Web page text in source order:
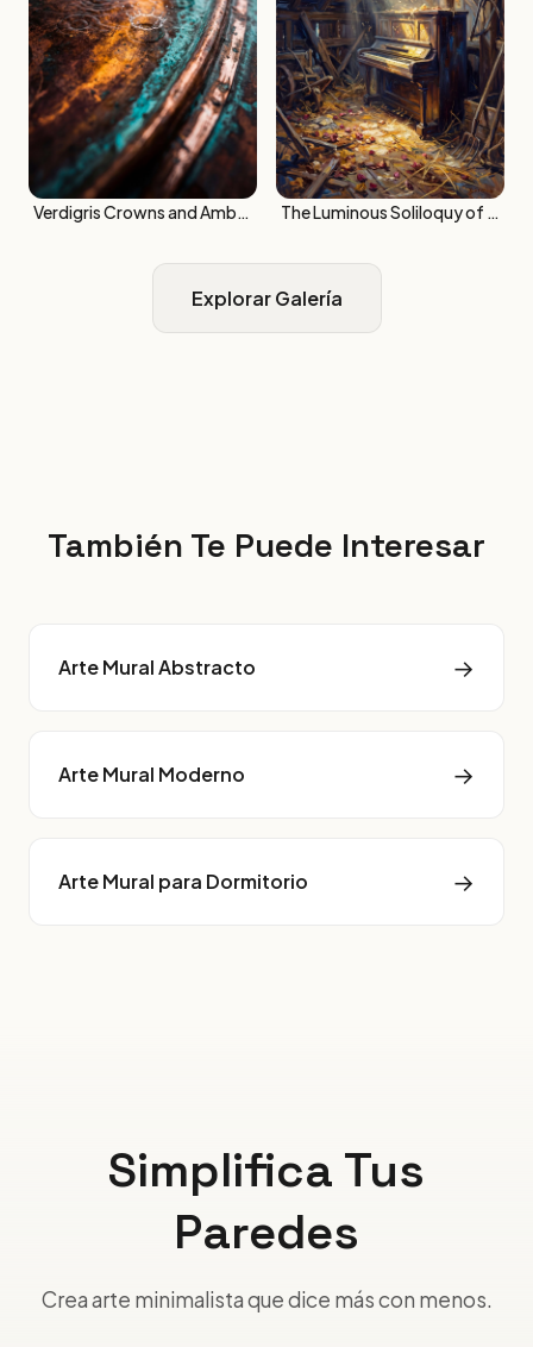
Verdigris Crowns and Amber Ripples The Luminous Soliloquy of Silent Ivory
Explorar Galería
También Te Puede Interesar
Arte Mural Abstracto →
Arte Mural Moderno →
Arte Mural para Dormitorio →
Simplifica Tus
Paredes
Crea arte minimalista que dice más con menos.